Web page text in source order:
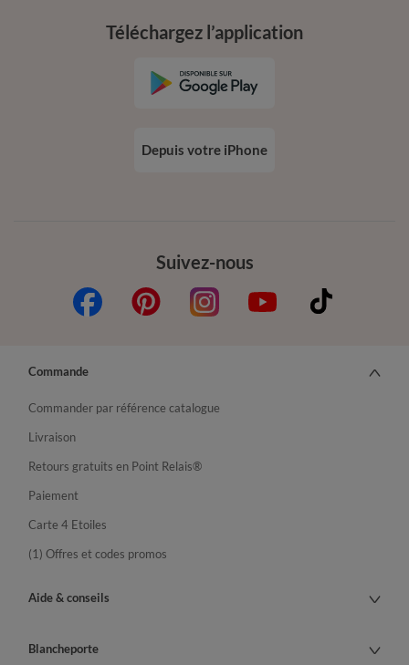
Suivez-nous
Téléchargez l’application
Depuis votre iPhone
Commande
Commander par référence catalogue
Livraison
Retours gratuits en Point Relais®
Paiement
Carte 4 Etoiles
(1) Offres et codes promos
Aide & conseils
Blancheporte